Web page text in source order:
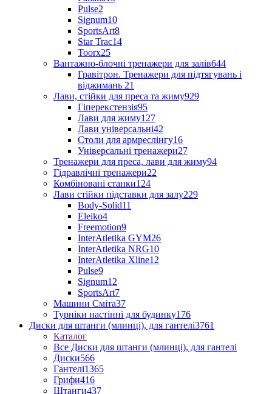
Pulse2
Signum10
SportsArt8
Star Trac14
Toorx25
Вантажно-блочні тренажери для залів644
Гравітрон. Тренажери для підтягувань і
віджимань 21
Лави, стійки для преса та жиму929
Гіперекстензія95
Лави для жиму127
Лави універсальні42
Столи для армреслінгу16
Універсальні тренажери27
Тренажери для преса, лави для жиму94
Гідравлічні тренажери22
Комбіновані станки124
Лави стійки підставки для залу229
Body-Solid11
Eleiko4
Freemotion9
InterAtletika GYM26
InterAtletika NRG10
InterAtletika Xline12
Pulse9
Signum12
SportsArt7
Машини Сміта37
Турніки настінні для будинку176
Диски для штанги (млинці), для гантелі3761
Каталог
Все Диски для штанги (млинці), для гантелі
Диски566
Гантелі1365
Грифи416
Штанги437